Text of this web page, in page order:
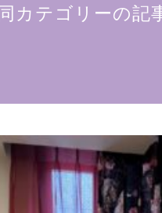
同カテゴリーの記